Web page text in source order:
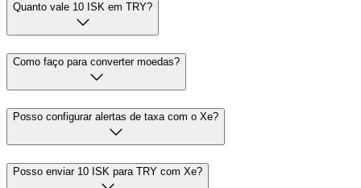
Quanto vale 10 ISK em TRY?
Como faço para converter moedas?
Posso configurar alertas de taxa com o Xe?
Posso enviar 10 ISK para TRY com Xe?